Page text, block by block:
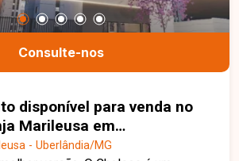
Consulte-nos
disponível para venda no
Marileusa em
- Uberlândia/MG